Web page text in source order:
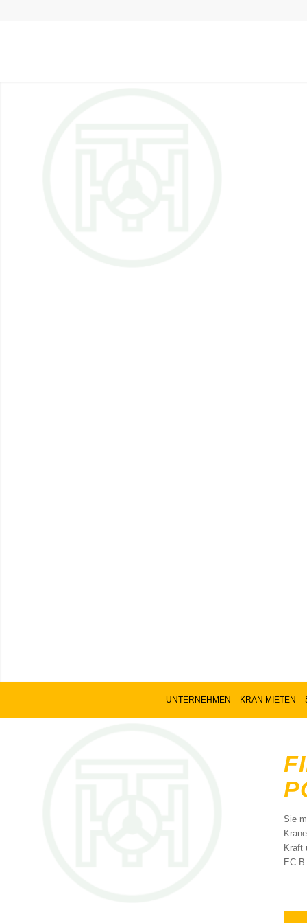
UNTERNEHMEN KRAN MIETEN
Sie
Kraft
EC-